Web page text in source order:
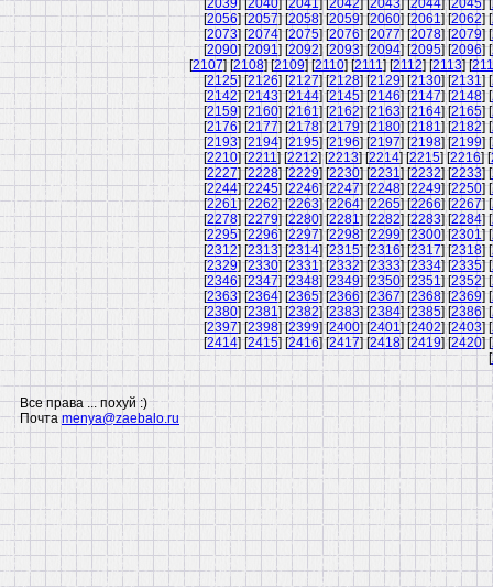
[2039] [2040] [2041] [2042] [2043] [2044] [2045] [
[2056] [2057] [2058] [2059] [2060] [2061] [2062] [
[2073] [2074] [2075] [2076] [2077] [2078] [2079] [
[2090] [2091] [2092] [2093] [2094] [2095] [2096] [
[2107] [2108] [2109] [2110] [2111] [2112] [2113] [
[2125] [2126] [2127] [2128] [2129] [2130] [2131] [
[2142] [2143] [2144] [2145] [2146] [2147] [2148] [
[2159] [2160] [2161] [2162] [2163] [2164] [2165] [
[2176] [2177] [2178] [2179] [2180] [2181] [2182] [
[2193] [2194] [2195] [2196] [2197] [2198] [2199] [
[2210] [2211] [2212] [2213] [2214] [2215] [2216] [
[2227] [2228] [2229] [2230] [2231] [2232] [2233] [
[2244] [2245] [2246] [2247] [2248] [2249] [2250] [
[2261] [2262] [2263] [2264] [2265] [2266] [2267] [
[2278] [2279] [2280] [2281] [2282] [2283] [2284] [
[2295] [2296] [2297] [2298] [2299] [2300] [2301] [
[2312] [2313] [2314] [2315] [2316] [2317] [2318] [
[2329] [2330] [2331] [2332] [2333] [2334] [2335] [
[2346] [2347] [2348] [2349] [2350] [2351] [2352] [
[2363] [2364] [2365] [2366] [2367] [2368] [2369] [
[2380] [2381] [2382] [2383] [2384] [2385] [2386] [
[2397] [2398] [2399] [2400] [2401] [2402] [2403] [
[2414] [2415] [2416] [2417] [2418] [2419] [2420] [
[
Все права ... похуй :)
Почтаmenya@zaebalo.ru